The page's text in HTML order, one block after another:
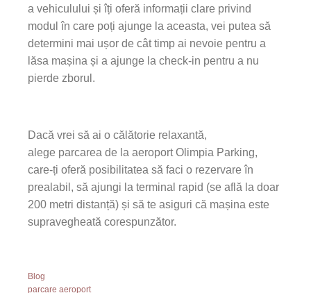
a vehiculului și îți oferă informații clare privind
modul în care poți ajunge la aceasta, vei putea să
determini mai ușor de cât timp ai nevoie pentru a
lăsa mașina și a ajunge la check-in pentru a nu
pierde zborul.
Dacă vrei să ai o călătorie relaxantă,
alege parcarea de la aeroport Olimpia Parking,
care-ți oferă posibilitatea să faci o rezervare în
prealabil, să ajungi la terminal rapid (se află la doar
200 metri distanță) și să te asiguri că mașina este
supravegheată corespunzător.
Blog
parcare aeroport